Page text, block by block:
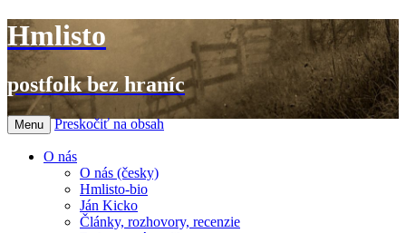
Hmlisto
postfolk bez hraníc
Menu Preskočiť na obsah
O nás
O nás (česky)
Hmlisto-bio
Ján Kicko
Články, rozhovory, recenzie